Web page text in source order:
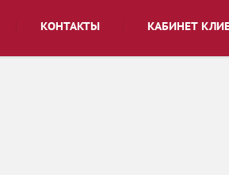
КОНТАКТЫ КАБИНЕТ